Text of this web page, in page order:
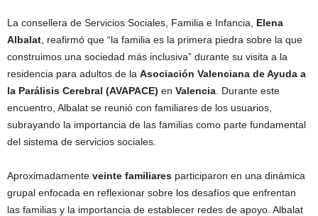
La consellera de Servicios Sociales, Familia e Infancia, Elena
Albalat , reafirmó que “la familia es la primera piedra sobre la que
construimos una sociedad más inclusiva” durante su visita a la
residencia para adultos de la Asociación Valenciana de Ayuda a
la Parálisis Cerebral (AVAPACE) en Valencia . Durante este
encuentro, Albalat se reunió con familiares de los usuarios,
subrayando la importancia de las familias como parte fundamental
del sistema de servicios sociales.
Aproximadamente veinte familiares participaron en una dinámica
grupal enfocada en reflexionar sobre los desafíos que enfrentan
las familias y la importancia de establecer redes de apoyo. Albalat